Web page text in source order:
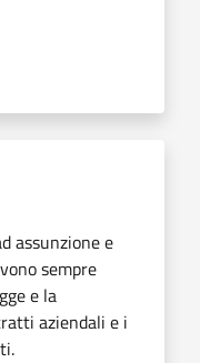
assunzione e
sempre
e la
aziendali e i